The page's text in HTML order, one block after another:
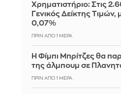
Χρηματιστήριο: Στις
Γενικός Δείκτης
0,07%
ΠΡΙΝ ΑΠΌ 1 ΜΈΡΑ
Η Φίμπι Μπρίτζες θα
της άλμπουμ σε
ΠΡΙΝ ΑΠΌ 1 ΜΈΡΑ